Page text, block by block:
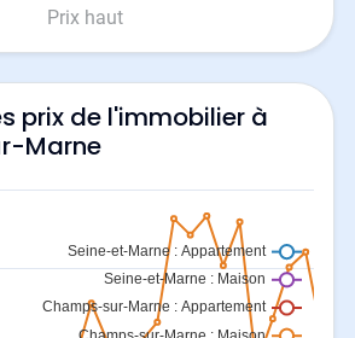
Prix haut
prix de l'immobilier à
Marne